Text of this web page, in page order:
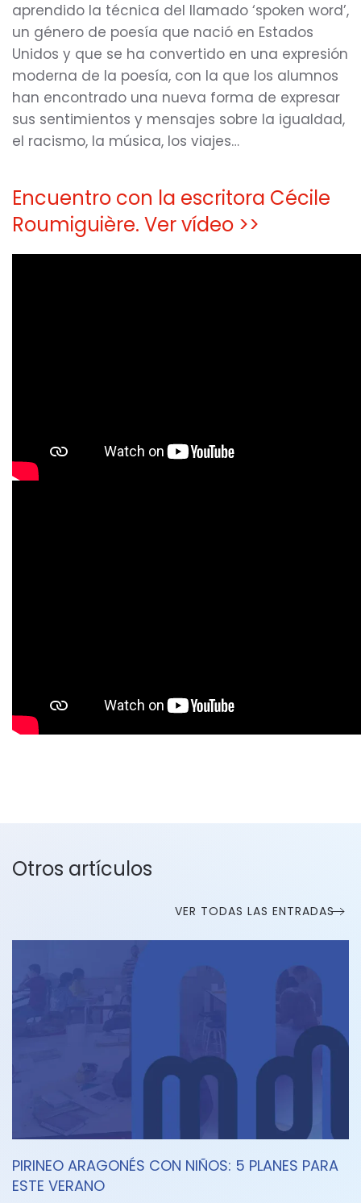
aprendido la técnica del llamado ‘spoken word’,
un género de poesía que nació en Estados
Unidos y que se ha convertido en una expresión
moderna de la poesía, con la que los alumnos
han encontrado una nueva forma de expresar
sus sentimientos y mensajes sobre la igualdad,
el racismo, la música, los viajes…
Encuentro con la escritora Cécile
Roumiguière. Ver vídeo >>
Otros artículos
VER TODAS LAS ENTRADAS
PIRINEO ARAGONÉS CON NIÑOS: 5 PLANES PARA
ESTE VERANO